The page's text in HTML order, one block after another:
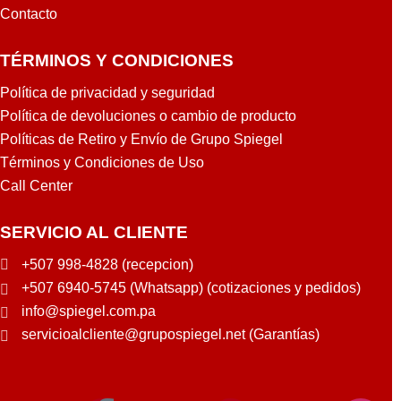
Contacto
TÉRMINOS Y CONDICIONES
Política de privacidad y seguridad
Política de devoluciones o cambio de producto
Políticas de Retiro y Envío de Grupo Spiegel
Términos y Condiciones de Uso
Call Center
SERVICIO AL CLIENTE
+507 998-4828 (recepcion)
+507 6940-5745 (Whatsapp) (cotizaciones y pedidos)
info@spiegel.com.pa
servicioalcliente@grupospiegel.net (Garantías)